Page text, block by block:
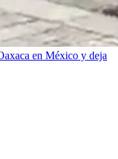
en México y deja